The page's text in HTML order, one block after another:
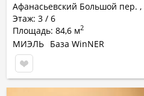
Афанасьевский Большой пер. ,
Этаж: 3 / 6
Площадь: 84,6 м2
МИЭЛЬ База WinNER